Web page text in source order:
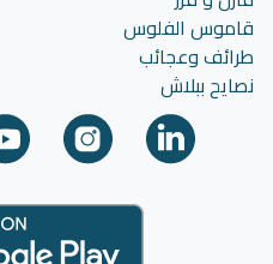
قاموس الفلوس
طرائف وعجائب
نصايح ببلاش